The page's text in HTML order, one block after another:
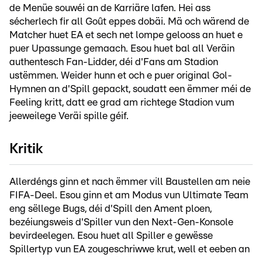
de Menüe souwéi an de Karriäre lafen. Hei ass
sécherlech fir all Goût eppes dobäi. Mä och wärend de
Matcher huet EA et sech net lompe gelooss an huet e
puer Upassunge gemaach. Esou huet bal all Veräin
authentesch Fan-Lidder, déi d'Fans am Stadion
ustëmmen. Weider hunn et och e puer original Gol-
Hymnen an d'Spill gepackt, soudatt een ëmmer méi de
Feeling kritt, datt ee grad am richtege Stadion vum
jeeweilege Veräi spille géif.
Kritik
Allerdéngs ginn et nach ëmmer vill Baustellen am neie
FIFA-Deel. Esou ginn et am Modus vun Ultimate Team
eng sëllege Bugs, déi d'Spill den Ament ploen,
bezéiungsweis d'Spiller vun den Next-Gen-Konsole
bevirdeelegen. Esou huet all Spiller e gewësse
Spillertyp vun EA zougeschriwwe krut, well et eeben an